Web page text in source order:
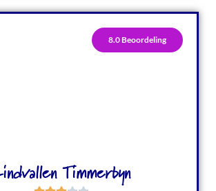
8.0 Beoordeling
Timmerbyn